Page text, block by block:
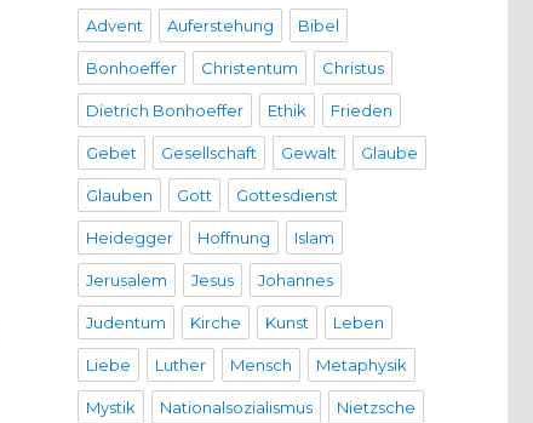
Advent Auferstehung Bibel
Bonhoeffer Christentum Christus
Dietrich Bonhoeffer Ethik Frieden
Gebet Gesellschaft Gewalt Glaube
Glauben Gott Gottesdienst
Heidegger Hoffnung Islam
Jerusalem Jesus Johannes
Judentum Kirche Kunst Leben
Liebe Luther Mensch Metaphysik
Mystik Nationalsozialismus Nietzsche